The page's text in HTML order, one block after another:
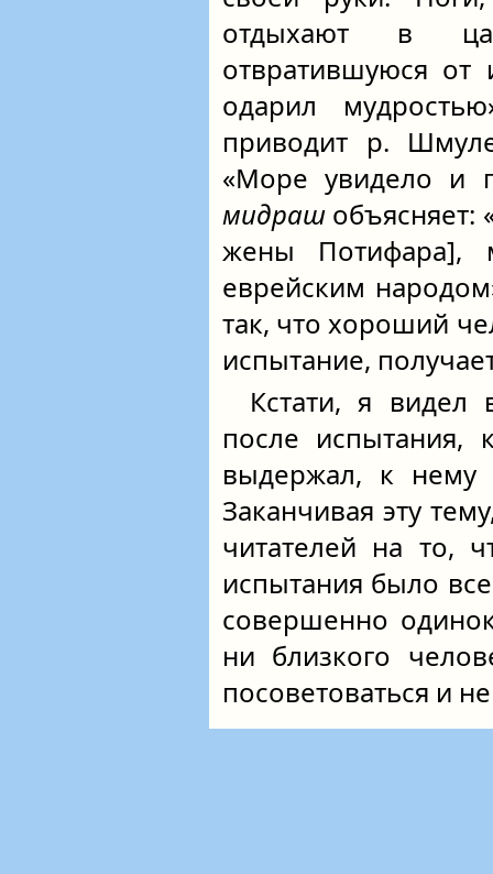
отдыхают в
отвратившуюся от
одарил
приводит р.
«Море увидело и
мидраш объясняет:
жены Потифара],
еврейским
так, что хороший
испытание,
Кстати, я
после испытания,
выдержал, к нему
Заканчивая эту
читателей на то,
испытания было
совершенно
ни близкого
посоветоваться и